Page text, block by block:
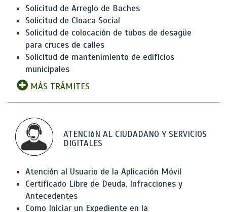
Solicitud de Arreglo de Baches
Solicitud de Cloaca Social
Solicitud de colocación de tubos de desagüe
para cruces de calles
Solicitud de mantenimiento de edificios
municipales
MÁS TRÁMITES
ATENCIóN AL CIUDADANO Y SERVICIOS
DIGITALES
Atención al Usuario de la Aplicación Móvil
Certificado Libre de Deuda, Infracciones y
Antecedentes
Como Iniciar un Expediente en la